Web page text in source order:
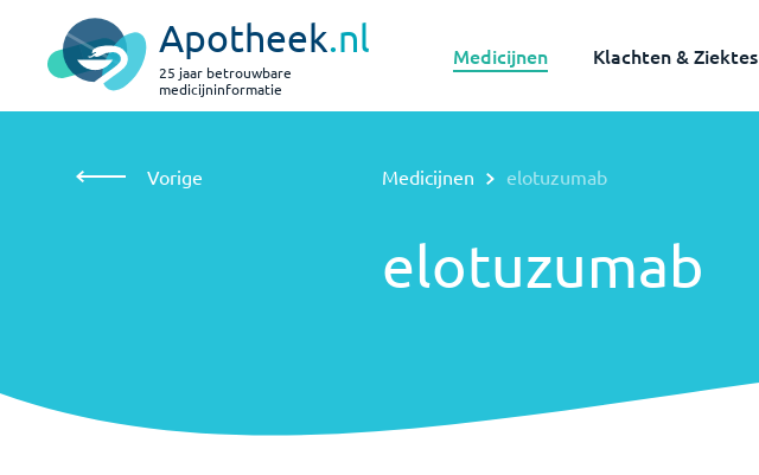
Apotheek.nl
25 jaar betrouwbare
medicijninformatie
Medicijnen Klachten & Ziektes
Vorige Medicijnen elotuzumab
elotuzumab